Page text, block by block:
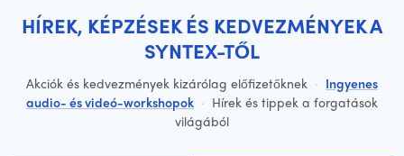
HÍREK, KÉPZÉSEK ÉS KEDVEZMÉNYEK A
SYNTEX-TŐL
Akciók és kedvezmények kizárólag előfizetőknek · Ingyenes
audio- és videó-workshopok · Hírek és tippek a forgatások
világából